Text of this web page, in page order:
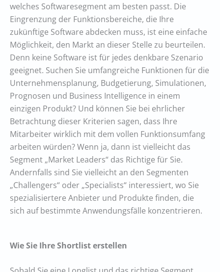
welches Softwaresegment am besten passt. Die
Eingrenzung der Funktionsbereiche, die Ihre
zukünftige Software abdecken muss, ist eine einfache
Möglichkeit, den Markt an dieser Stelle zu beurteilen.
Denn keine Software ist für jedes denkbare Szenario
geeignet. Suchen Sie umfangreiche Funktionen für die
Unternehmensplanung, Budgetierung, Simulationen,
Prognosen und Business Intelligence in einem
einzigen Produkt? Und können Sie bei ehrlicher
Betrachtung dieser Kriterien sagen, dass Ihre
Mitarbeiter wirklich mit dem vollen Funktionsumfang
arbeiten würden? Wenn ja, dann ist vielleicht das
Segment „Market Leaders“ das Richtige für Sie.
Andernfalls sind Sie vielleicht an den Segmenten
„Challengers“ oder „Specialists“ interessiert, wo Sie
spezialisiertere Anbieter und Produkte finden, die
sich auf bestimmte Anwendungsfälle konzentrieren.
Wie Sie Ihre Shortlist erstellen